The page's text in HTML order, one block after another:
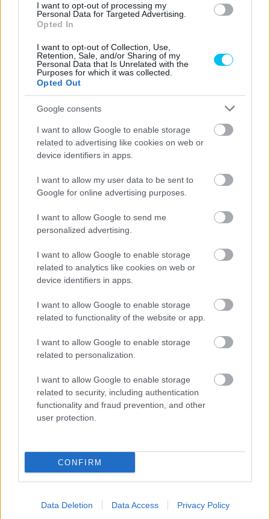
I want to opt-out of processing my
Personal Data for Targeted Advertising.
Opted In
I want to opt-out of Collection, Use,
Retention, Sale, and/or Sharing of my
Personal Data that Is Unrelated with the
Purposes for which it was collected.
Opted Out
Google consents
I want to allow Google to enable storage
related to advertising like cookies on web or
device identifiers in apps.
I want to allow my user data to be sent to
Google for online advertising purposes.
I want to allow Google to send me
personalized advertising.
I want to allow Google to enable storage
related to analytics like cookies on web or
device identifiers in apps.
I want to allow Google to enable storage
related to functionality of the website or app.
I want to allow Google to enable storage
related to personalization.
I want to allow Google to enable storage
related to security, including authentication
functionality and fraud prevention, and other
user protection.
CONFIRM
Data Deletion Data Access Privacy Policy